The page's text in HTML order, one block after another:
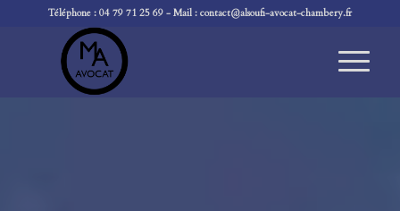
Téléphone : 04 79 71 25 69- Mail : contact@alsoufi-avocat-chambery.fr